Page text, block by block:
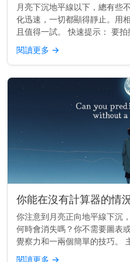
月亮下沉地平線以下，總有些
化迅速，一切都顯得靜止。
且值得一試。 快速提示： 要
攝，並用月落應用程式或日曆
的月落照片通...
閱讀更多 →
你能在沒有計算器的情
你注意到月亮正向地平線下
何時會消失嗎？你不需要圖表
覺察力和一兩個簡單的技巧。
的月落時間，並減去大約50分
閱讀更多 →